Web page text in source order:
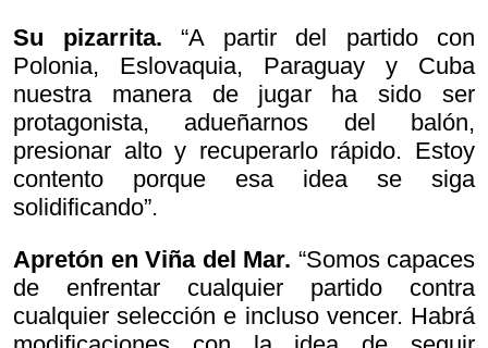
Su pizarrita. “A partir del partido con
Polonia, Eslovaquia, Paraguay y Cuba
nuestra manera de jugar ha sido ser
protagonista, adueñarnos del balón,
presionar alto y recuperarlo rápido. Estoy
contento porque esa idea se siga
solidificando”.
Apretón en Viña del Mar. “Somos capaces
de enfrentar cualquier partido contra
cualquier selección e incluso vencer. Habrá